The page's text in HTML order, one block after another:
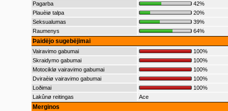
Pagarba
42%
Plauèiø talpa
20%
Seksualumas
39%
Raumenys
64%
Þaidëjo sugebëjimai
Vairavimo gabumai
100%
Skraidymo gabumai
100%
Motociklø vairavimo gabumai
100%
Dviraèiø vairavimo gabumai
100%
Loðimai
100%
Lakûnø reitingas
Ace
Merginos